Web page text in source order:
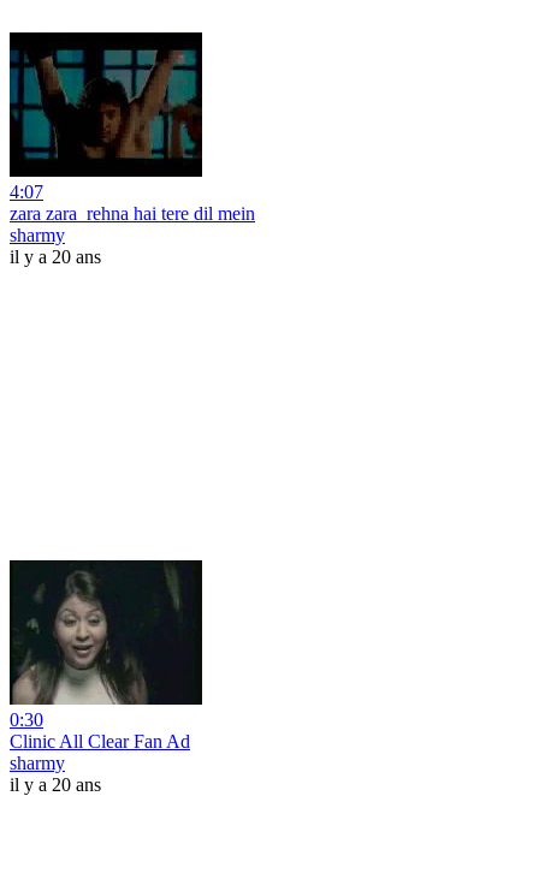
4:07
zara zara_rehna hai tere dil mein
sharmy
il y a 20 ans
0:30
Clinic All Clear Fan Ad
sharmy
il y a 20 ans